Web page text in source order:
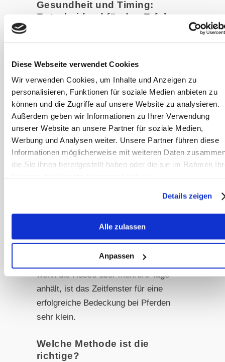
Diese Webseite verwendet Cookies
Wir verwenden Cookies, um Inhalte und Anzeigen zu
personalisieren, Funktionen für soziale Medien anbieten zu
können und die Zugriffe auf unsere Website zu analysieren.
Außerdem geben wir Informationen zu Ihrer Verwendung
unserer Website an unsere Partner für soziale Medien,
Werbung und Analysen weiter. Unsere Partner führen diese
Informationen möglicherweise mit weiteren Daten
die Sie ihnen bereitgestellt haben oder die sie im Rahmen
Details zeigen
Alle zulassen
Anpassen
Gesundheit und Timing:
Entscheidend für den Erfolg
und des Hengstes von zentraler
Bedeutung. Regelmäßige tierärztliche
Untersuchungen stellen sicher, dass
beide Tiere frei von Infektionen oder
anderen gesundheitlichen Problemen
sind, die den Erfolg der Bedeckung
gefährden könnten.
Ultraschalluntersuchung helfen dabei,
den optimalen Moment für die
Befruchtung zu bestimmen, denn auch
wenn die Rosse über mehrere Tage
anhält, ist das Zeitfenster für eine
erfolgreiche Bedeckung bei Pferden
sehr klein.
Welche Methode ist die
richtige?